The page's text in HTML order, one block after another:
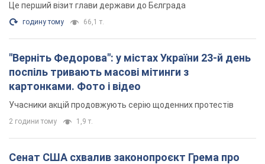
Зеленський вперше прибув до Сербії:
Це перший візит глави держави до Бєлграда
годину тому 66,1 т.
"Верніть Федорова": у містах України 23-й день
поспіль тривають масові мітинги з
Учасники акцій продовжують серію щоденних протестів